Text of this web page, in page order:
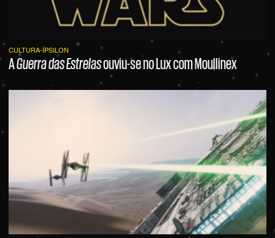
CULTURA-ÍPSILON
AGuerra das Estrelasouviu-se no Lux com Moullinex